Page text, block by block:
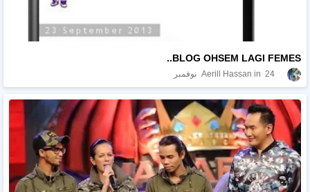
BLOG OHSEM LAGI FEMES..
Aerill Hassan 24 نوفمبر